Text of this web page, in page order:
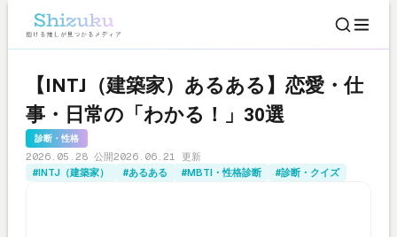
【INTJ（建築家）あるある】恋愛・仕
事・日常の「わかる！」30選
診断・性格
2026.05.28 公開2026.06.21 更新
#INTJ（建築家）
#あるある #MBTI・性格診断 #診断・クイズ